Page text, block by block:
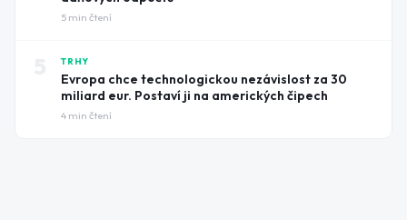
5 min čtení
TRHY
Evropa chce technologickou nezávislost za 30
miliard eur. Postaví ji na amerických čipech
4 min čtení